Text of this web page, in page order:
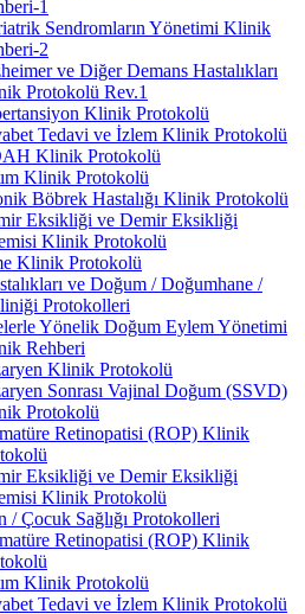
1
Sendromların Yönetimi Klinik
2
ve Diğer Demans Hastalıkları
Protokolü Rev.1
Klinik Protokolü
Tedavi ve İzlem Klinik Protokolü
Klinik Protokolü
Klinik Protokolü
Böbrek Hastalığı Klinik Protokolü
Eksikliği ve Demir Eksikliği
Klinik Protokolü
Klinik Protokolü
ve Doğum / Doğumhane /
Protokolleri
Yönelik Doğum Eylem Yönetimi
Rehberi
Klinik Protokolü
Sonrası Vajinal Doğum (SSVD)
Protokolü
Retinopatisi (ROP) Klinik
Eksikliği ve Demir Eksikliği
Klinik Protokolü
/ Çocuk Sağlığı Protokolleri
Retinopatisi (ROP) Klinik
Klinik Protokolü
Tedavi ve İzlem Klinik Protokolü